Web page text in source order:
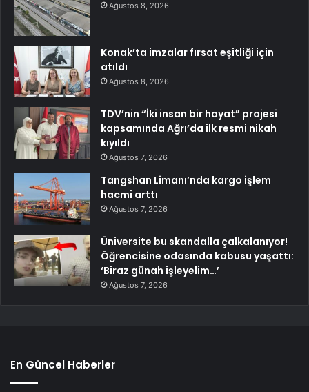
Ağustos 8, 2026
Konak’ta imzalar fırsat eşitliği için
atıldı
Ağustos 8, 2026
TDV’nin “İki insan bir hayat” projesi
kapsamında Ağrı’da ilk resmi nikah
kıyıldı
Ağustos 7, 2026
Tangshan Limanı’nda kargo işlem
hacmi arttı
Ağustos 7, 2026
Üniversite bu skandalla çalkalanıyor!
Öğrencisine odasında kabusu yaşattı:
‘Biraz günah işleyelim…’
Ağustos 7, 2026
En Güncel Haberler